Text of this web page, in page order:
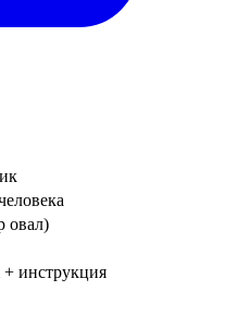
овал)
инструкция